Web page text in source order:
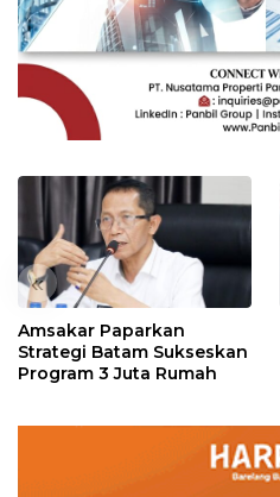
«
Amsakar Paparkan
Strategi Batam Sukseskan
Program 3 Juta Rumah